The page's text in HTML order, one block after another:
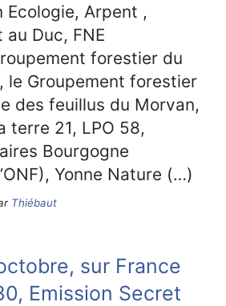
Ecologie, Arpent ,
Duc, FNE
forestier du
le Groupement forestier
des feuillus du Morvan,
terre 21, LPO 58,
Bourgogne
Yonne Nature (…)
Thiébaut
sur France
Emission Secret